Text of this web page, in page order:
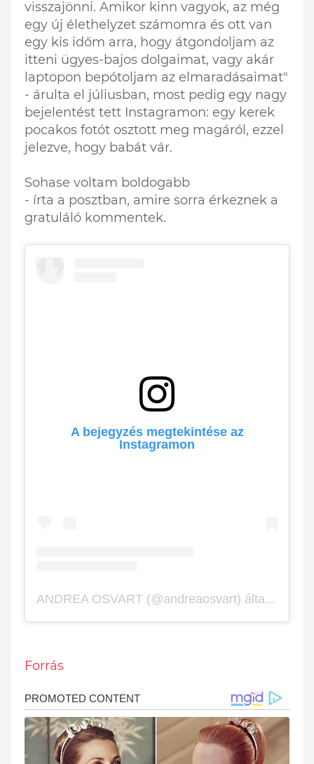
visszajönni. Amikor kinn vagyok, az még
egy új élethelyzet számomra és ott van
egy kis időm arra, hogy átgondoljam az
itteni ügyes-bajos dolgaimat, vagy akár
laptopon bepótoljam az elmaradásaimat"
- árulta el júliusban, most pedig egy nagy
bejelentést tett Instagramon: egy kerek
pocakos fotót osztott meg magáról, ezzel
jelezve, hogy babát vár.
Sohase voltam boldogabb
- írta a posztban, amire sorra érkeznek a
gratuláló kommentek.
A bejegyzés megtekintése az
Instagramon
ANDREA OSVART (@andreaosvart) által megosztott bejegyzés
Forrás